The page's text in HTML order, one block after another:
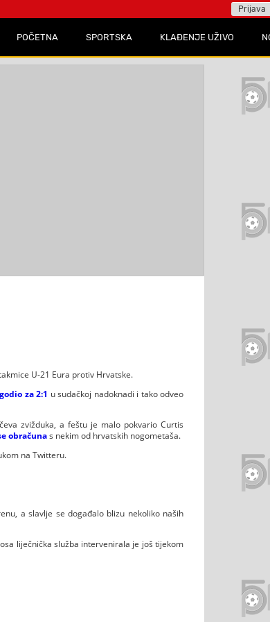
Prijava
POČETNA SPORTSKA KLAĐENJE UŽIVO
U-21 Eura protiv Hrvatske.
za 2:1 u sudačkoj nadoknadi i tako odveo
zvižduka, a feštu je malo pokvario Curtis
obračunas nekim od hrvatskih nogometaša.
na Twitteru.
a slavlje se događalo blizu nekoliko naših
liječnička služba intervenirala je još tijekom